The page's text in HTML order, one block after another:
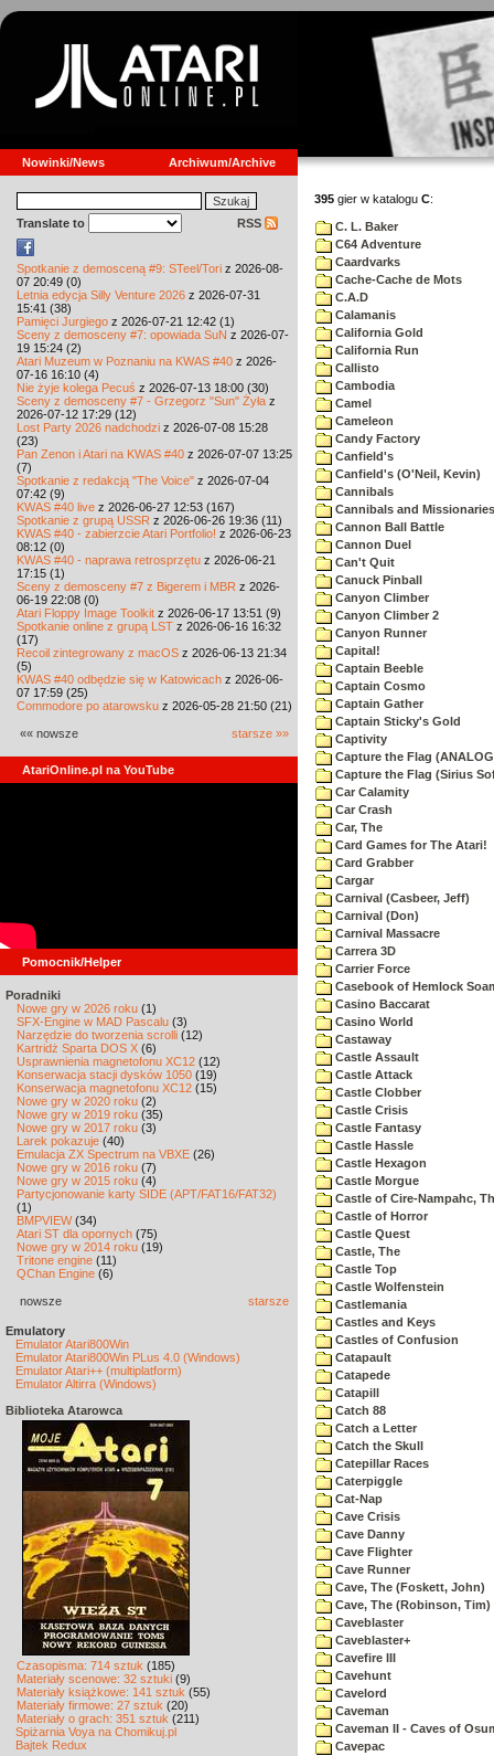
Nowinki/News Archiwum/Archive
Translate to RSS
Spotkanie z demosceną #9: STeel/Tori z 2026-08-
07 20:49 (0)
Letnia edycja Silly Venture 2026 z 2026-07-31
15:41 (38)
Pamięci Jurgiego z 2026-07-21 12:42 (1)
Sceny z demosceny #7: opowiada SuN z 2026-07-
19 15:24 (2)
Atari Muzeum w Poznaniu na KWAS #40 z 2026-
07-16 16:10 (4)
Nie żyje kolega Pecuś z 2026-07-13 18:00 (30)
Sceny z demosceny #7 - Grzegorz "Sun" Żyła z
2026-07-12 17:29 (12)
Lost Party 2026 nadchodzi z 2026-07-08 15:28
(23)
Pan Zenon i Atari na KWAS #40 z 2026-07-07 13:25
(7)
Spotkanie z redakcją "The Voice" z 2026-07-04
07:42 (9)
KWAS #40 live z 2026-06-27 12:53 (167)
Spotkanie z grupą USSR z 2026-06-26 19:36 (11)
KWAS #40 - zabierzcie Atari Portfolio! z 2026-06-23
08:12 (0)
KWAS #40 - naprawa retrosprzętu z 2026-06-21
17:15 (1)
Sceny z demosceny #7 z Bigerem i MBR z 2026-
06-19 22:08 (0)
Atari Floppy Image Toolkit z 2026-06-17 13:51 (9)
Spotkanie online z grupą LST z 2026-06-16 16:32
(17)
Recoil zintegrowany z macOS z 2026-06-13 21:34
(5)
KWAS #40 odbędzie się w Katowicach z 2026-06-
07 17:59 (25)
Commodore po atarowsku z 2026-05-28 21:50 (21)
«« nowsze starsze »»
AtariOnline.pl na YouTube
Pomocnik/Helper
Poradniki
Nowe gry w 2026 roku (1)
SFX-Engine w MAD Pascalu (3)
Narzędzie do tworzenia scrolli (12)
Kartridż Sparta DOS X (6)
Usprawnienia magnetofonu XC12 (12)
Konserwacja stacji dysków 1050 (19)
Konserwacja magnetofonu XC12 (15)
Nowe gry w 2020 roku (2)
Nowe gry w 2019 roku (35)
Nowe gry w 2017 roku (3)
Larek pokazuje (40)
Emulacja ZX Spectrum na VBXE (26)
Nowe gry w 2016 roku (7)
Nowe gry w 2015 roku (4)
Partycjonowanie karty SIDE (APT/FAT16/FAT32)
(1)
BMPVIEW(34)
Atari ST dla opornych (75)
Nowe gry w 2014 roku (19)
Tritone engine (11)
QChan Engine (6)
nowsze starsze
Emulatory
Emulator Atari800Win
Emulator Atari800Win PLus 4.0 (Windows)
Emulator Atari++ (multiplatform)
Emulator Altirra (Windows)
Biblioteka Atarowca
Czasopisma: 714 sztuk (185)
Materiały scenowe: 32 sztuki (9)
Materiały książkowe: 141 sztuk (55)
Materiały firmowe: 27 sztuk (20)
Materiały o grach: 351 sztuk (211)
Spiżarnia Voya na Chomikuj.pl
Bajtek Redux
395 gier w katalogu C:
C. L. Baker
C64 Adventure
Caardvarks
Cache-Cache de Mots
C.A.D
Calamanis
California Gold
California Run
Callisto
Cambodia
Camel
Cameleon
Candy Factory
Canfield's
Canfield's (O'Neil, Kevin)
Cannibals
Cannibals and Missionaries
Cannon Ball Battle
Cannon Duel
Can't Quit
Canuck Pinball
Canyon Climber
Canyon Climber 2
Canyon Runner
Capital!
Captain Beeble
Captain Cosmo
Captain Gather
Captain Sticky's Gold
Captivity
Capture the Flag
Capture the Flag (Sirius
Car Calamity
Car Crash
Car, The
Card Games for The Atari!
Card Grabber
Cargar
Carnival (Casbeer, Jeff)
Carnival (Don)
Carnival Massacre
Carrera 3D
Carrier Force
Casebook of Hemlock
Casino Baccarat
Casino World
Castaway
Castle Assault
Castle Attack
Castle Clobber
Castle Crisis
Castle Fantasy
Castle Hassle
Castle Hexagon
Castle Morgue
Castle of Cire-Nampahc,
Castle of Horror
Castle Quest
Castle, The
Castle Top
Castle Wolfenstein
Castlemania
Castles and Keys
Castles of Confusion
Catapault
Catapede
Catapill
Catch 88
Catch a Letter
Catch the Skull
Catepillar Races
Caterpiggle
Cat-Nap
Cave Crisis
Cave Danny
Cave Flighter
Cave Runner
Cave, The (Foskett, John)
Cave, The (Robinson, Tim)
Caveblaster
Caveblaster+
Cavefire III
Cavehunt
Cavelord
Caveman
Caveman II - Caves of
Cavepac